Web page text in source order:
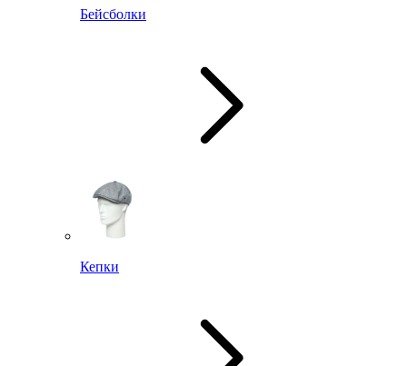
Бейсболки
Кепки